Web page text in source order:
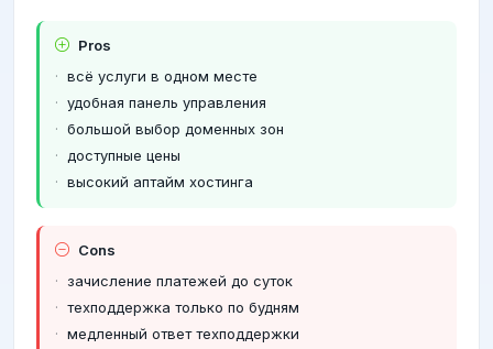
Pros
всё услуги в одном месте
удобная панель управления
большой выбор доменных зон
доступные цены
высокий аптайм хостинга
Cons
зачисление платежей до суток
техподдержка только по будням
медленный ответ техподдержки